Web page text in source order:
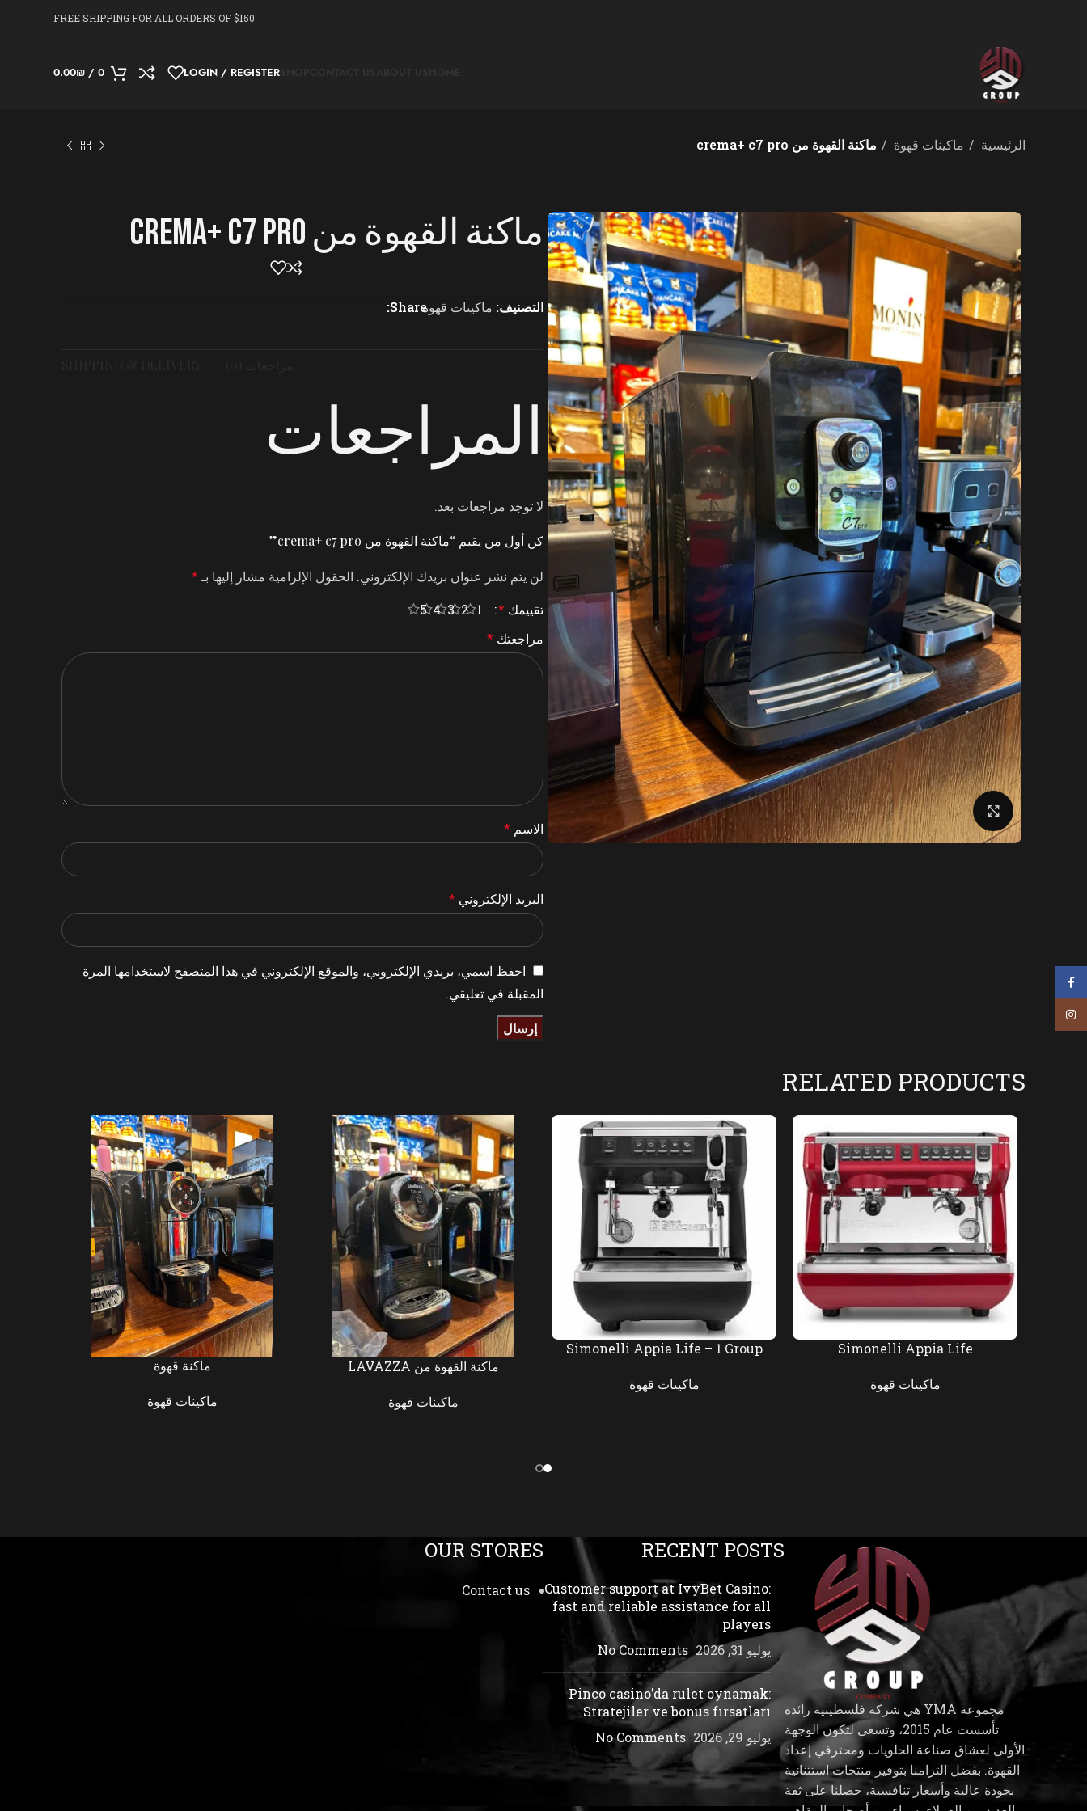
FREE SHIPPING FOR ALL ORDERS OF $150
LOGIN / REGISTER
0
/
0.00₪
الرئيسية ماكينات قهوة ماكنة القهوة من crema+ c7 pro
Click to enlarge
ماكنة القهوة من crema+ c7 pro
التصنيف: ماكينات قهوةShare:
المراجعات
لا توجد مراجعات بعد.
كن أول من يقيم “ماكنة القهوة من crema+ c7 pro”
لن يتم نشر عنوان بريدك الإلكتروني. الحقول الإلزامية مشار إليها بـ *
تقييمك *
1
2
3
4
5
مراجعتك *
الاسم *
البريد الإلكتروني *
احفظ اسمي، بريدي الإلكتروني، والموقع الإلكتروني في هذا المتصفح لاستخدامها المرة
المقبلة في تعليقي.
RELATED PRODUCTS
Simonelli Appia Life
ماكينات قهوة
Simonelli Appia Life – 1 Group
ماكينات قهوة
ماكنة القهوة من LAVAZZA
ماكينات قهوة
ماكنة قهوة
ماكينات قهوة
مجموعة YMA هي شركة فلسطينية رائدة
تأسست عام 2015، وتسعى لتكون الوجهة
الأولى لعشاق صناعة الحلويات ومحترفي إعداد
القهوة. بفضل التزامنا بتوفير منتجات استثنائية
بجودة عالية وأسعار تنافسية، حصلنا على ثقة
RECENT POSTS
Customer support at IvyBet Casino:
fast and reliable assistance for all
players
يوليو 31, 2026
No Comments
Pinco casino’da rulet oynamak:
Stratejiler ve bonus fırsatları
يوليو 29, 2026
No Comments
OUR STORES
Contact us